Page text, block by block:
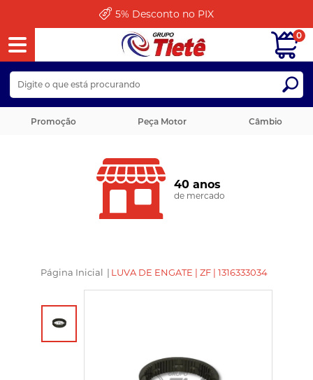
5% Desconto no PIX
Promoção Peça Motor Câmbio
0
40 anos
de mercado
Página Inicial | LUVA DE ENGATE | ZF | 1316333034